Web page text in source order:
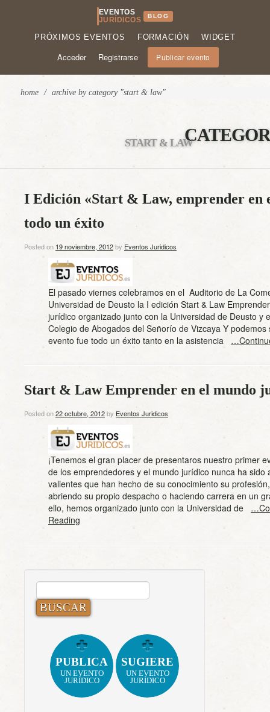
EVENTOS
JURÍDICOS
BLOG
PRÓXIMOS EVENTOS FORMACIÓN WIDGET
Acceder Registrarse Publicar evento
home / archive by category "start & law"
START & LAW
I Edición «Start & Law, emprender en
todo un éxito
Posted on 19 noviembre, 2012by Eventos Juridicos
El pasado viernes celebramos en el Auditorio de La
Universidad de Deusto la I edición Start & Law
jurídico organizado junto con la Universidad de Deusto y
Colegio de Abogados del Señorío de Vizcaya Y podemos
evento fue todo un éxito tanto en la asistencia
Start & Law Emprender en el mundo
Posted on22 octubre, 2012by Eventos Juridicos
¡Tenemos el gran placer de presentaros nuestro primer
de los emprendedores y el mundo jurídico nunca ha sido
valientes que han hecho de su conocimiento su
abriendo su propio despacho o haciendo carrera en un
ello, hemos organizado junto con la Universidad de
Reading
BUSCAR:
PUBLICA
UN EVENTO
JURÍDICO
SUGIERE
UN EVENTO
JURÍDICO